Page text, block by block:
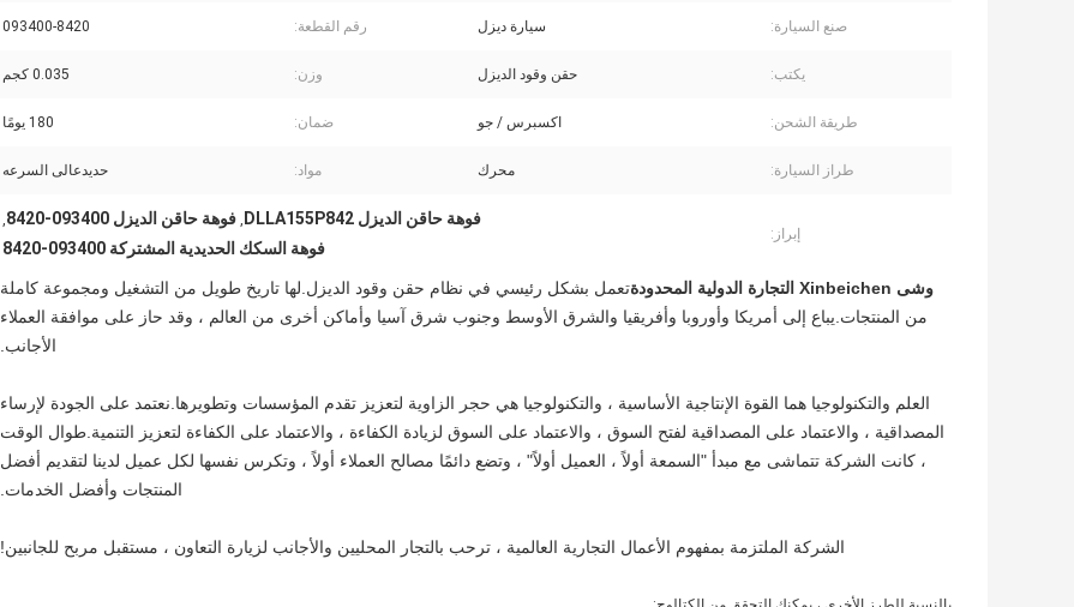
صنع السيارة: سيارة ديزل رقم القطعة: 093400-8420
يكتب: حقن وقود الديزل وزن: 0.035 كجم
طريقة الشحن: اكسبرس / جو ضمان: 180 يومًا
طراز السيارة: محرك مواد: حديدعالى السرعه
إبراز:
فوهة حاقن الديزل DLLA155P842 , فوهة حاقن الديزل 093400-8420 ,
فوهة السكك الحديدية المشتركة 093400-8420
وشى Xinbeichen التجارة الدولية المحدودة
تعمل بشكل رئيسي في نظام حقن وقود الديزل.لها تاريخ طويل من التشغيل ومجموعة كاملة
من المنتجات.يباع إلى أمريكا وأوروبا وأفريقيا والشرق الأوسط وجنوب شرق آسيا وأماكن أخرى من العالم ، وقد حاز على موافقة العملاء
الأجانب.
العلم والتكنولوجيا هما القوة الإنتاجية الأساسية ، والتكنولوجيا هي حجر الزاوية لتعزيز تقدم المؤسسات وتطويرها.نعتمد على الجودة لإرساء
المصداقية ، والاعتماد على المصداقية لفتح السوق ، والاعتماد على السوق لزيادة الكفاءة ، والاعتماد على الكفاءة لتعزيز التنمية.طوال الوقت
، كانت الشركة تتماشى مع مبدأ "السمعة أولاً ، العميل أولاً" ، وتضع دائمًا مصالح العملاء أولاً ، وتكرس نفسها لكل عميل لدينا لتقديم أفضل
المنتجات وأفضل الخدمات.
الشركة الملتزمة بمفهوم الأعمال التجارية العالمية ، ترحب بالتجار المحليين والأجانب لزيارة التعاون ، مستقبل مربح للجانبين!